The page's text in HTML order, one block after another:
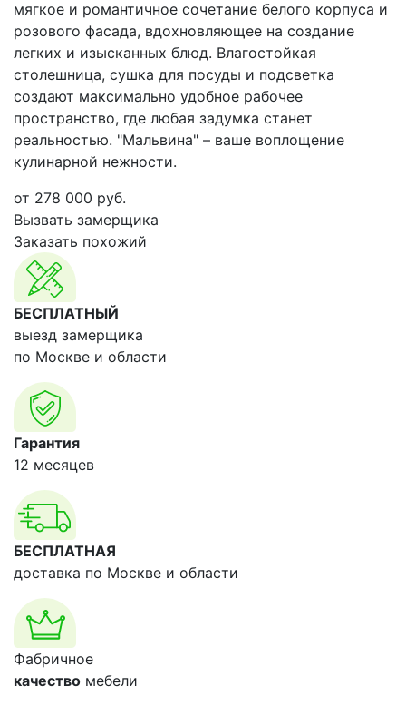
мягкое и романтичное сочетание белого корпуса и
розового фасада, вдохновляющее на создание
легких и изысканных блюд. Влагостойкая
столешница, сушка для посуды и подсветка
создают максимально удобное рабочее
пространство, где любая задумка станет
реальностью. "Мальвина" – ваше воплощение
кулинарной нежности.
от 278 000 руб.
Вызвать замерщика
Заказать похожий
БЕСПЛАТНЫЙ
выезд замерщика
по Москве и области
Гарантия
12 месяцев
БЕСПЛАТНАЯ
доставка по Москве и области
Фабричное
качество мебели